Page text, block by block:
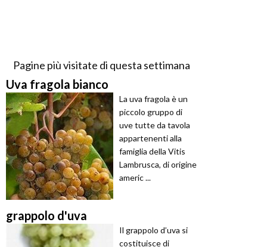
Pagine più visitate di questa settimana
Uva fragola bianco
La uva fragola è un
piccolo gruppo di
uve tutte da tavola
appartenenti alla
famiglia della Vitis
Lambrusca, di origine
americ ...
grappolo d'uva
Il grappolo d’uva si
costituisce di